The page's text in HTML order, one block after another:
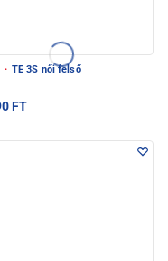
· TE 3S női felső
FT